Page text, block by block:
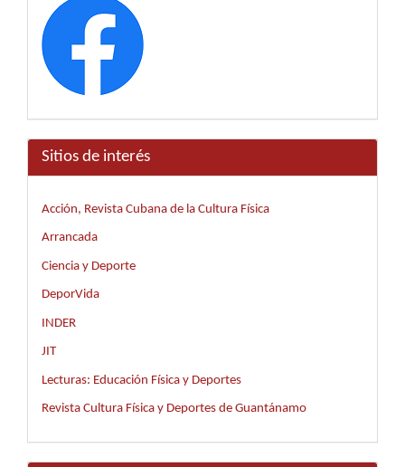
Sitios de interés
Acción, Revista Cubana de la Cultura Física
Arrancada
Ciencia y Deporte
DeporVida
INDER
JIT
Lecturas: Educación Física y Deportes
Revista Cultura Física y Deportes de Guantánamo